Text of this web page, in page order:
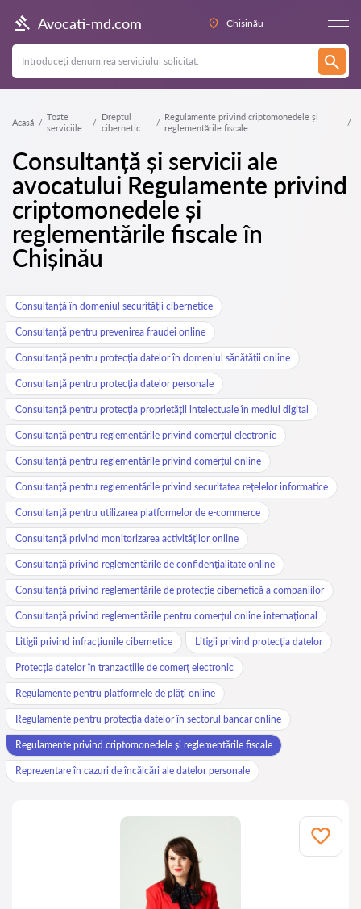
Avocati-md.com Chișinău
Acasă
Toate
serviciile
Dreptul
cibernetic
Regulamente privind criptomonedele și
reglementările fiscale
Consultanță și servicii ale
avocatului Regulamente privind
criptomonedele și
reglementările fiscale în
Chișinău
Consultanță în domeniul securității cibernetice
Consultanță pentru prevenirea fraudei online
Consultanță pentru protecția datelor în domeniul sănătății online
Consultanță pentru protecția datelor personale
Consultanță pentru protecția proprietății intelectuale în mediul digital
Consultanță pentru reglementările privind comerțul electronic
Consultanță pentru reglementările privind comerțul online
Consultanță pentru reglementările privind securitatea rețelelor informatice
Consultanță pentru utilizarea platformelor de e-commerce
Consultanță privind monitorizarea activităților online
Consultanță privind reglementările de confidențialitate online
Consultanță privind reglementările de protecție cibernetică a companiilor
Consultanță privind reglementările pentru comerțul online internațional
Litigii privind infracțiunile cibernetice Litigii privind protecția datelor
Protecția datelor în tranzacțiile de comerț electronic
Regulamente pentru platformele de plăți online
Regulamente pentru protecția datelor în sectorul bancar online
Regulamente privind criptomonedele și reglementările fiscale
Reprezentare în cazuri de încălcări ale datelor personale